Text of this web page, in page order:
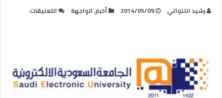
رشيد التلواتي 2014/05/09 أخبار,الواجهة التعليقات
الجامعة
السعودية
الإلكترونية